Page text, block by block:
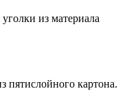
из материала
пятислойного картона.